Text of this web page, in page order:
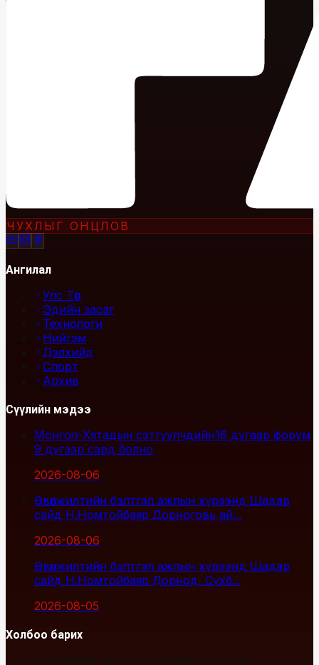
ЧУХЛЫГ ОНЦЛОВ
Ангилал
Улс Төр
Эдийн засаг
Технологи
Нийгэм
Дэлхийд
Спорт
Архив
Сүүлийн мэдээ
Монгол-Хятадын сэтгүүлчдийн16 дугаар форум
9 дүгээр сард болно
2026-08-06
Өвөлжилтийн бэлтгэл ажлын хүрээнд Шадар
сайд Н.Номтойбаяр Дорноговь ай...
2026-08-06
Өвөлжилтийн бэлтгэл ажлын хүрээнд Шадар
сайд Н.Номтойбаяр Дорнод, Сүхб...
2026-08-05
Холбоо барих